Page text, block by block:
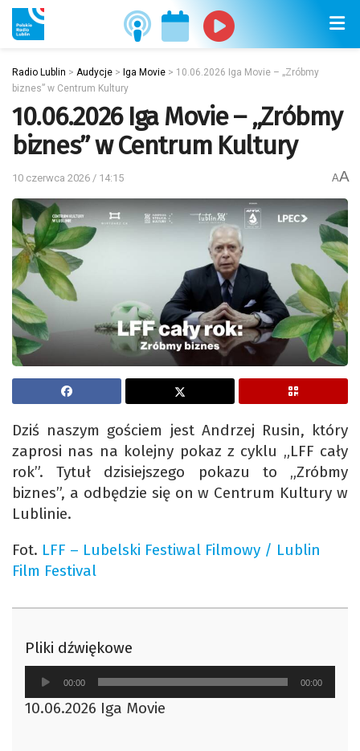
Radio Lublin > Audycje > Iga Movie > 10.06.2026 Iga Movie – „Zróbmy
biznes” w Centrum Kultury
10.06.2026 Iga Movie – „Zróbmy
biznes” w Centrum Kultury
10 czerwca 2026 / 14:15 AA
Dziś naszym gościem jest Andrzej Rusin, który
zaprosi nas na kolejny pokaz z cyklu „LFF cały
rok”. Tytuł dzisiejszego pokazu to „Zróbmy
biznes”, a odbędzie się on w Centrum Kultury w
Lublinie.
Fot. LFF – Lubelski Festiwal Filmowy / Lublin
Film Festival
Pliki dźwiękowe
Odtwarzacz
plików
dźwiękowych
00:00 00:00
10.06.2026 Iga Movie